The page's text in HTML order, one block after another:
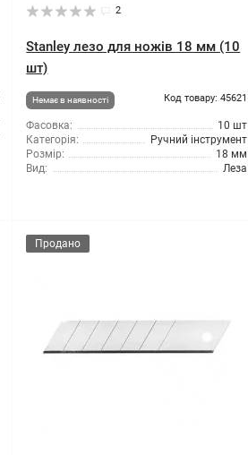
2
Stanley лезо для ножів 18 мм (10
шт)
Немає в наявності Код товару: 45621
Фасовка:
10 шт
Категорія:
Ручний інструмент
Розмір:
18 мм
Вид:
Леза
Продано